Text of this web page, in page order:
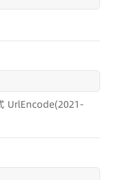
UrlEncode(2021-